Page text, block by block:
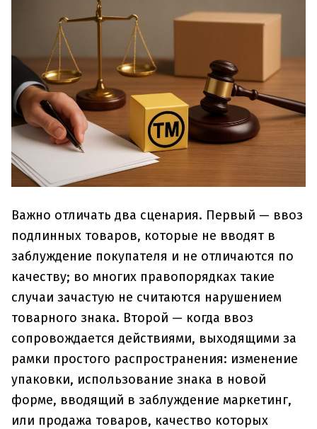
Важно отличать два сценария. Первый — ввоз
подлинных товаров, которые не вводят в
заблуждение покупателя и не отличаются по
качеству; во многих правопорядках такие
случаи зачастую не считаются нарушением
товарного знака. Второй — когда ввоз
сопровождается действиями, выходящими за
рамки простого распространения: изменение
упаковки, использование знака в новой
форме, вводящий в заблуждение маркетинг,
или продажа товаров, качество которых